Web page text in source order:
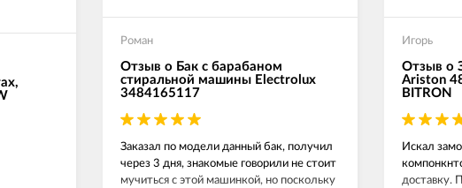
Роман
Отзыв о Бак с барабаном
стиральной машины Electrolux
3484165117
Заказал по модели данный бак, получил
через 3 дня, знакомые говорили не стоит
мучиться с этой машинкой, но поскольку
Игорь
Отзыв о
Ariston
BITRON
Искал
доставку.